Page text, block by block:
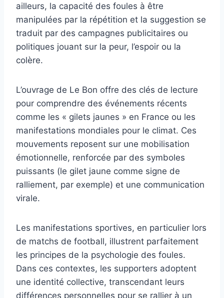
ailleurs, la capacité des foules à être
manipulées par la répétition et la suggestion se
traduit par des campagnes publicitaires ou
politiques jouant sur la peur, l’espoir ou la
colère.
L’ouvrage de Le Bon offre des clés de lecture
pour comprendre des événements récents
comme les « gilets jaunes » en France ou les
manifestations mondiales pour le climat. Ces
mouvements reposent sur une mobilisation
émotionnelle, renforcée par des symboles
puissants (le gilet jaune comme signe de
ralliement, par exemple) et une communication
virale.
Les manifestations sportives, en particulier lors
de matchs de football, illustrent parfaitement
les principes de la psychologie des foules.
Dans ces contextes, les supporters adoptent
une identité collective, transcendant leurs
différences personnelles pour se rallier à un